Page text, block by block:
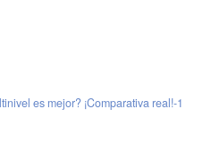
es mejor? ¡Comparativa real!-1